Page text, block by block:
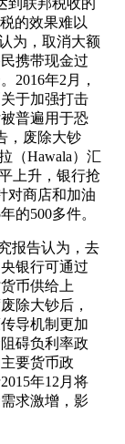
的效果难以
为，取消大额
携带现金过
2016年2月，
于加强打击
普遍用于恐
，废除大钞
（Hawala）汇
上升，银行抢
对商店和加油
的500多件。
报告认为，去
银行可通过
币供给上
除大钞后，
导机制更加
碍负利率政
要货币政
年12月将
求激增，影